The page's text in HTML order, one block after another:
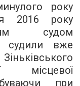
року
2016 року
судом
судили вже
місцевої
при